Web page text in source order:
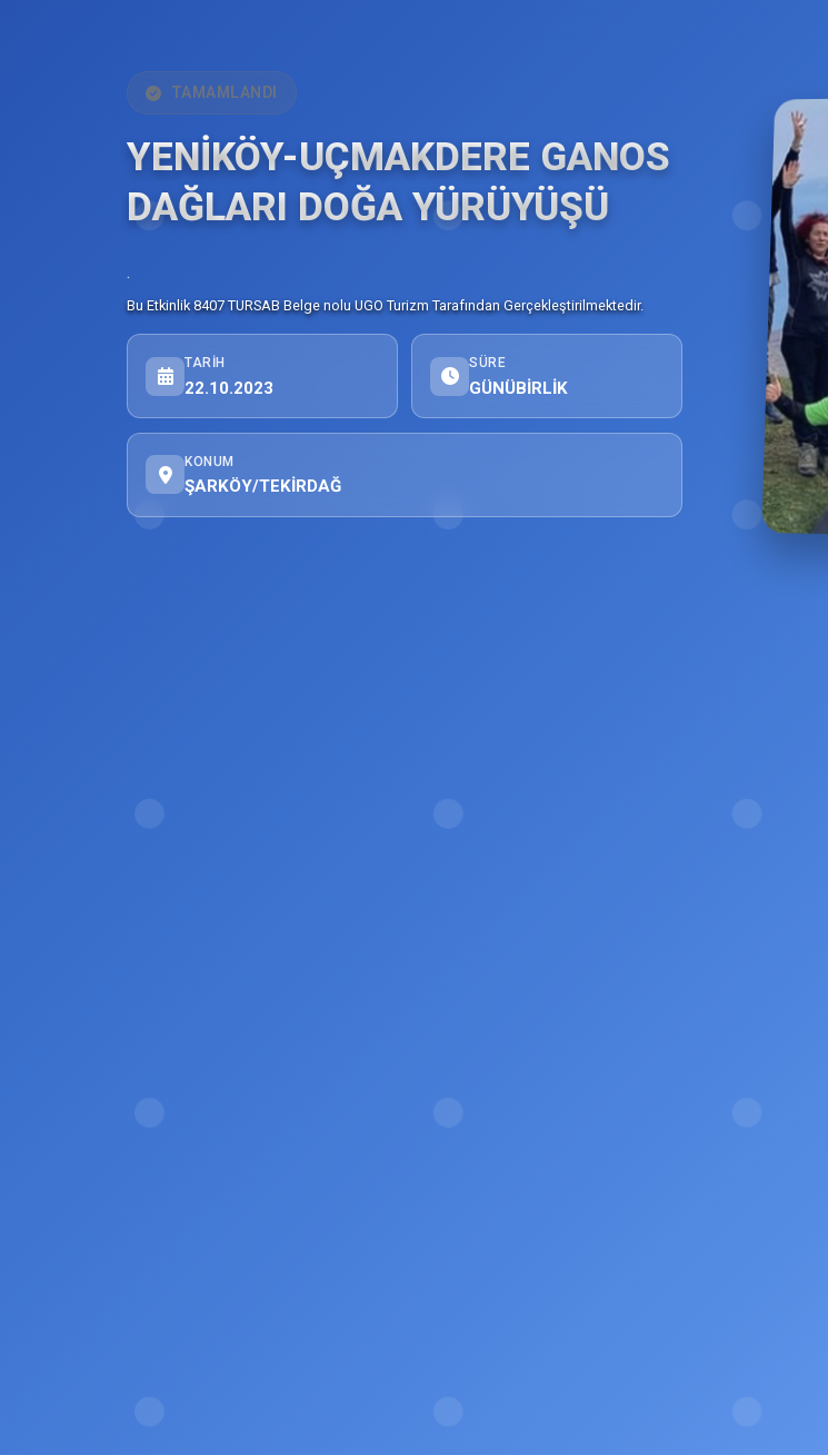
TAMAMLANDI
YENİKÖY-UÇMAKDERE GANOS
DAĞLARI DOĞA YÜRÜYÜŞÜ
.
Bu Etkinlik 8407 TURSAB Belge nolu UGO Turizm Tarafından Gerçekleştirilmektedir.
TARIH
22.10.2023
SÜRE
GÜNÜBİRLİK
KONUM
ŞARKÖY/TEKİRDAĞ